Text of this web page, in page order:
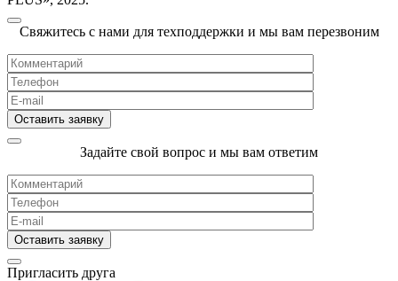
Свяжитесь с нами для техподдержки и мы вам перезвоним
Задайте свой вопрос и мы вам ответим
Пригласить друга